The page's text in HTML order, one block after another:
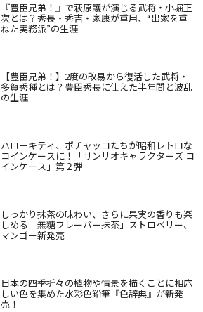
『豊臣兄弟！』で萩原護が演じる武将・小堀正
次とは？秀長・秀吉・家康が重用、“出家を重
ねた実務派”の生涯
【豊臣兄弟！】2度の改易から復活した武将・
多賀秀種とは？豊臣秀長に仕えた半年間と波乱
の生涯
ハローキティ、ポチャッコたちが昭和レトロな
コインケースに！「サンリオキャラクターズ コ
インケース」第２弾
しっかり抹茶の味わい、さらに果実の香りも楽
しめる「無糖フレーバー抹茶」ストロベリー、
マンゴー新発売
日本の四季折々の植物や情景を描くことに相応
しい色を集めた水彩色鉛筆『色辞典』が新発
売！